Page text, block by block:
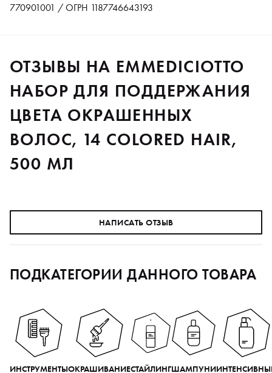
770901001 / ОГРН 1187746643193
ОТЗЫВЫ НА EMMEDICIOTTO
НАБОР ДЛЯ ПОДДЕРЖАНИЯ
ЦВЕТА ОКРАШЕННЫХ
ВОЛОС, 14 COLORED HAIR,
500 МЛ
НАПИСАТЬ ОТЗЫВ
ПОДКАТЕГОРИИ ДАННОГО ТОВАРА
ИНСТРУМЕНТЫОКРАШИВАНИЕСТАЙЛИНГШАМПУНИ